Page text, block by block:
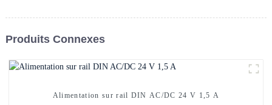
Produits Connexes
Alimentation sur rail DIN AC/DC 24 V 1,5 A